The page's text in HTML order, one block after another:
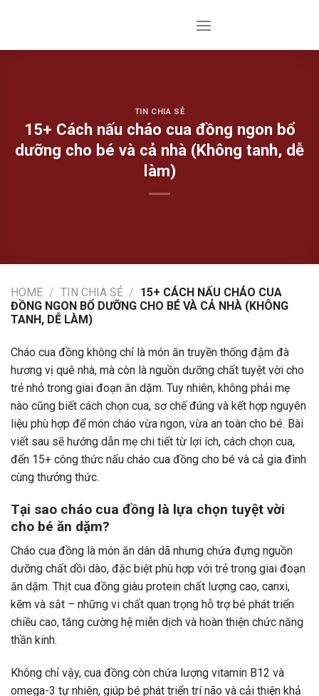
TIN CHIA SẺ
15+ Cách nấu cháo cua đồng ngon bổ
dưỡng cho bé và cả nhà (Không tanh, dễ
làm)
HOME / TIN CHIA SẺ / 15+ CÁCH NẤU CHÁO CUA
ĐỒNG NGON BỔ DƯỠNG CHO BÉ VÀ CẢ NHÀ (KHÔNG
TANH, DỄ LÀM)
Cháo cua đồng không chỉ là món ăn truyền thống đậm đà
hương vị quê nhà, mà còn là nguồn dưỡng chất tuyệt vời cho
trẻ nhỏ trong giai đoạn ăn dặm. Tuy nhiên, không phải mẹ
nào cũng biết cách chọn cua, sơ chế đúng và kết hợp nguyên
liệu phù hợp để món cháo vừa ngon, vừa an toàn cho bé. Bài
viết sau sẽ hướng dẫn mẹ chi tiết từ lợi ích, cách chọn cua,
đến 15+ công thức nấu cháo cua đồng cho bé và cả gia đình
cùng thưởng thức.
Tại sao cháo cua đồng là lựa chọn tuyệt vời
cho bé ăn dặm?
Cháo cua đồng là món ăn dân dã nhưng chứa đựng nguồn
dưỡng chất dồi dào, đặc biệt phù hợp với trẻ trong giai đoạn
ăn dặm. Thịt cua đồng giàu protein chất lượng cao, canxi,
kẽm và sắt – những vi chất quan trọng hỗ trợ bé phát triển
chiều cao, tăng cường hệ miễn dịch và hoàn thiện chức năng
thần kinh.
Không chỉ vậy, cua đồng còn chứa lượng vitamin B12 và
omega-3 tự nhiên, giúp bé phát triển trí não và cải thiện khả